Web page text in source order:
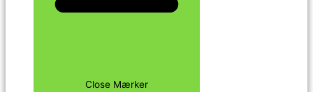
Close Mærker